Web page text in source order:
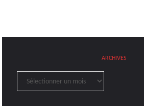
ARCHIVES
Archives